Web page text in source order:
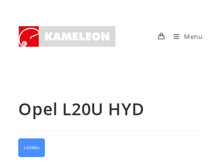
content
Menu
Opel L20U HYD
Letöltés